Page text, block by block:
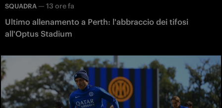
SQUADRA — 13 ore fa
Ultimo allenamento a Perth: l'abbraccio dei tifosi
all'Optus Stadium